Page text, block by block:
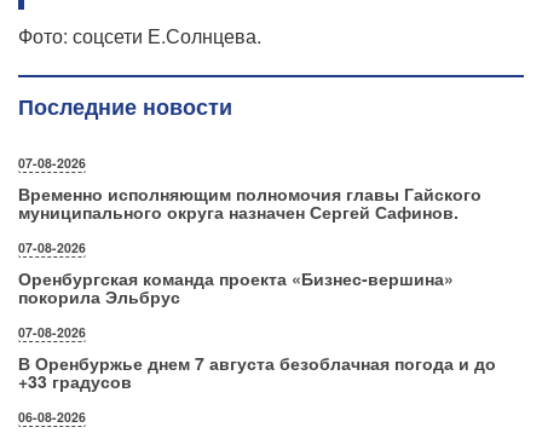
Фото: соцсети Е.Солнцева.
Последние новости
07-08-2026
Временно исполняющим полномочия главы Гайского
муниципального округа назначен Сергей Сафинов.
07-08-2026
Оренбургская команда проекта «Бизнес‑вершина»
покорила Эльбрус
07-08-2026
В Оренбуржье днем 7 августа безоблачная погода и до
+33 градусов
06-08-2026